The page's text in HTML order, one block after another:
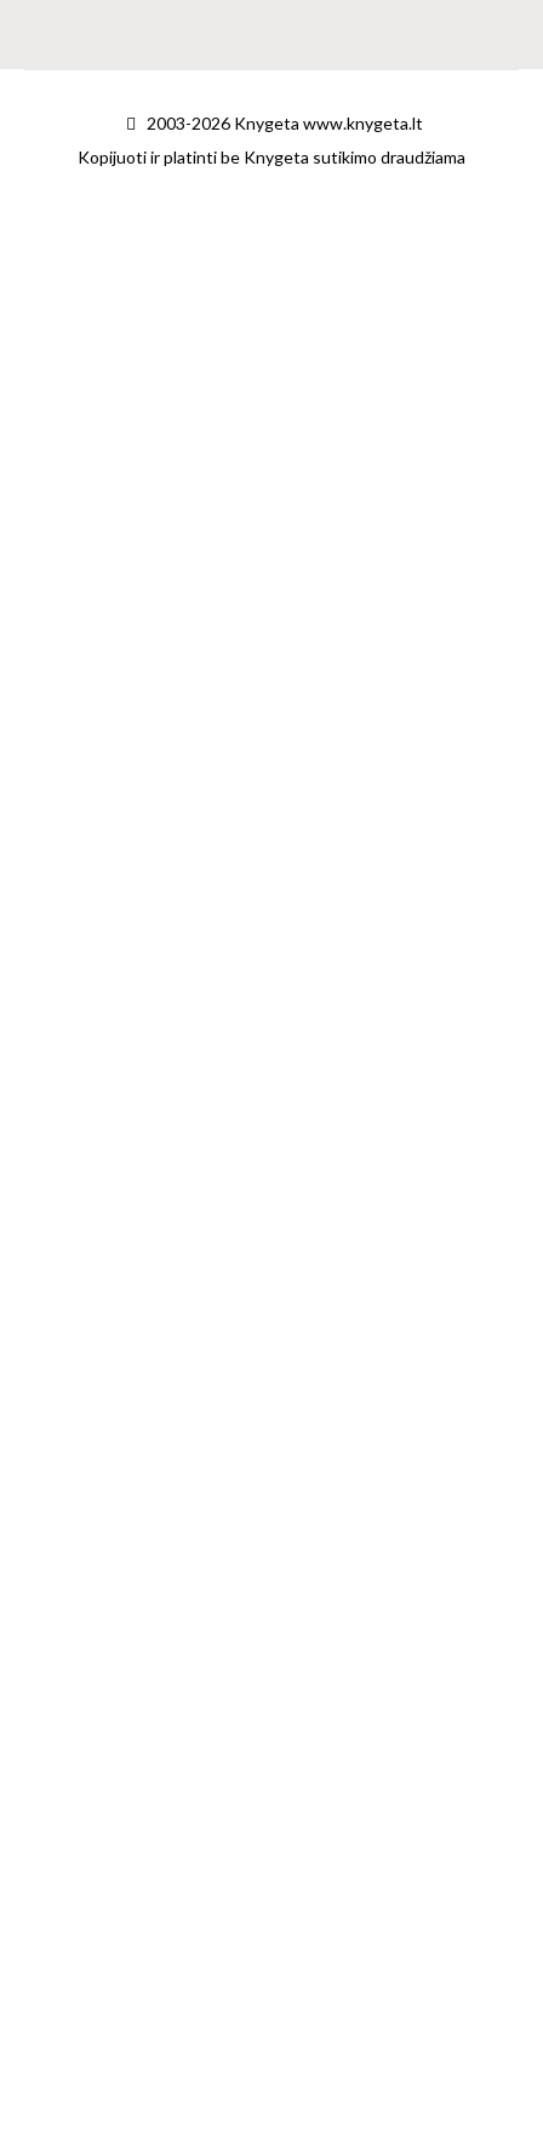
2003-2026 Knygeta www.knygeta.lt
Kopijuoti ir platinti be Knygeta sutikimo draudžiama